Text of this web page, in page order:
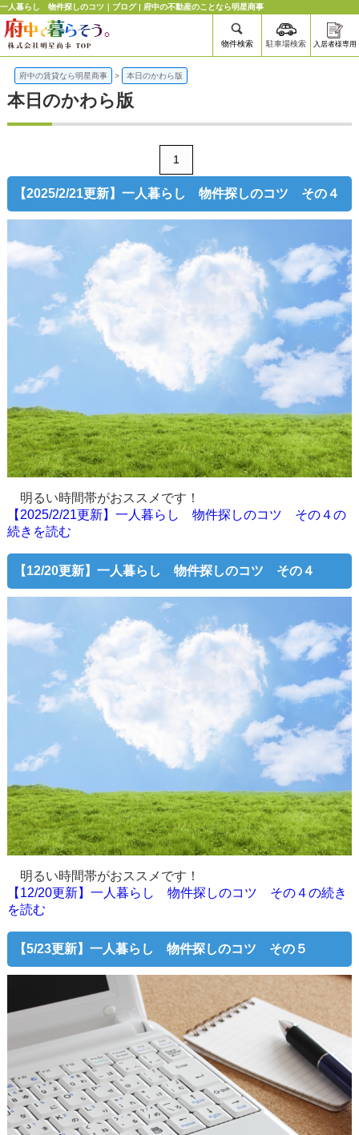
一人暮らし 物件探しのコツ｜ブログ | 府中の不動産のことなら明星商事
物件検索 駐車場検索 入居者様専用
府中の賃貸なら明星商事 > 本日のかわら版
本日のかわら版
1
【2025/2/21更新】一人暮らし 物件探しのコツ その４
明るい時間帯がおススメです！
【2025/2/21更新】一人暮らし 物件探しのコツ その４の
続きを読む
【12/20更新】一人暮らし 物件探しのコツ その４
明るい時間帯がおススメです！
【12/20更新】一人暮らし 物件探しのコツ その４の続き
を読む
【5/23更新】一人暮らし 物件探しのコツ その５